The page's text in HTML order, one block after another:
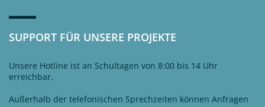
SUPPORT FÜR UNSERE PROJEKTE
Unsere Hotline ist an Schultagen von 8:00 bis 14 Uhr
erreichbar.
Außerhalb der telefonischen Sprechzeiten können Anfragen